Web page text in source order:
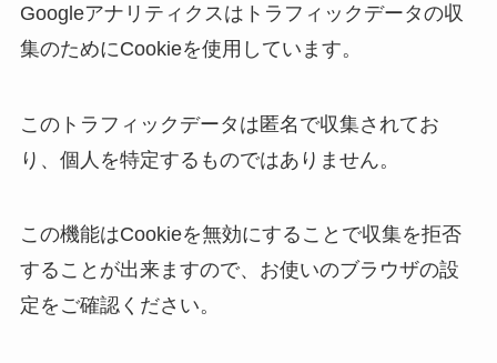
Googleアナリティクスはトラフィックデータの収
集のためにCookieを使用しています。
このトラフィックデータは匿名で収集されてお
り、個人を特定するものではありません。
この機能はCookieを無効にすることで収集を拒否
することが出来ますので、お使いのブラウザの設
定をご確認ください。